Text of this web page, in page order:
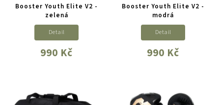
Booster Youth Elite V2 -
zelená
990 Kč
Detail
Booster Youth Elite V2 -
modrá
990 Kč
Detail